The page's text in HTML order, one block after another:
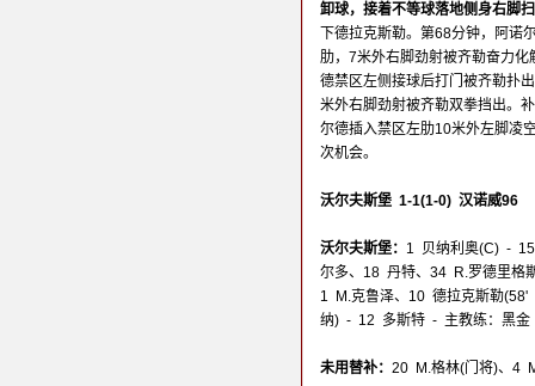
卸球，接着不等球落地侧身右脚
下德拉克斯勒。第68分钟，阿诺
肋，7米外右脚劲射被齐勒奋力
德禁区左侧接球后打门被齐勒扑
米外右脚劲射被齐勒双拳挡出。
尔德插入禁区左肋10米外左脚凌
次机会。
沃尔夫斯堡 1-1(1-0) 汉诺威96
沃尔夫斯堡： 1 贝纳利奥(C) -
尔多、18 丹特、34 R.罗德里
1 M.克鲁泽、10 德拉克斯勒
纳) - 12 多斯特 - 主教练：黑金
未用替补： 20 M.格林(门将)、4